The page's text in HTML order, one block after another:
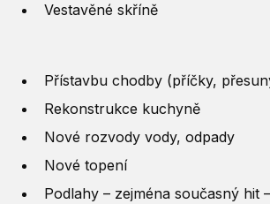
Vestavěné skříně
Přístavbu chodby (příčky,
Rekonstrukce kuchyně
Nové rozvody vody, odpady
Nové topení
Podlahy – zejména současný hit